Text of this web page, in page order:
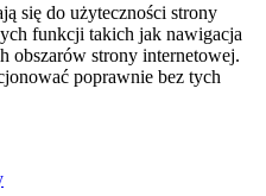
się do użyteczności strony
funkcji takich jak nawigacja
obszarów strony internetowej.
poprawnie bez tych